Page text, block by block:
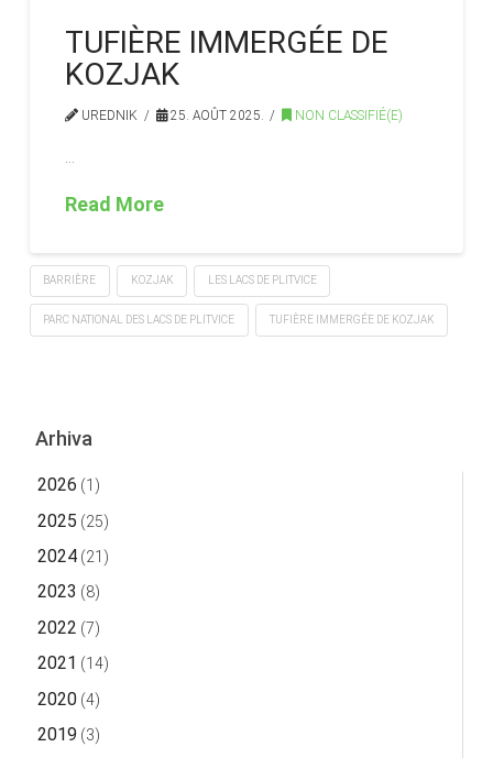
TUFIÈRE IMMERGÉE DE
KOZJAK
UREDNIK 25. AOÛT 2025. NON CLASSIFIÉ(E)
Read More
BARRIÈRE KOZJAK LES LACS DE PLITVICE
PARC NATIONAL DES LACS DE PLITVICE TUFIÈRE IMMERGÉE DE KOZJAK
Arhiva
2026 (1)
2025 (25)
2024(21)
2023 (8)
2022 (7)
2021 (14)
2020(4)
2019 (3)